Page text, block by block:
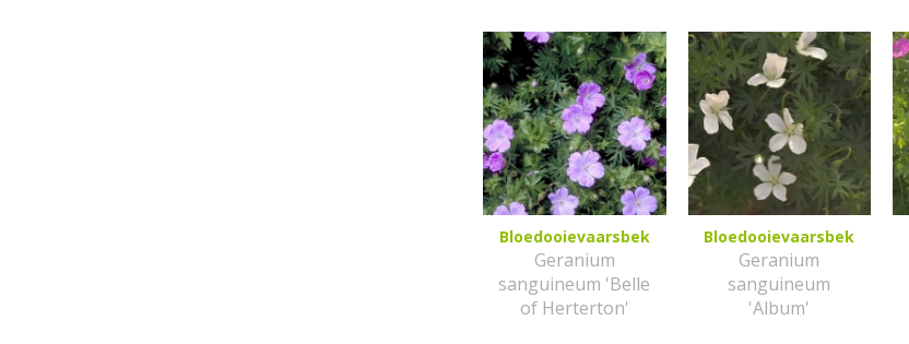
Bloedooievaarsbek
Geranium
sanguineum 'Belle
of Herterton'
Bloedooievaarsbek
Geranium
sanguineum
'Album'